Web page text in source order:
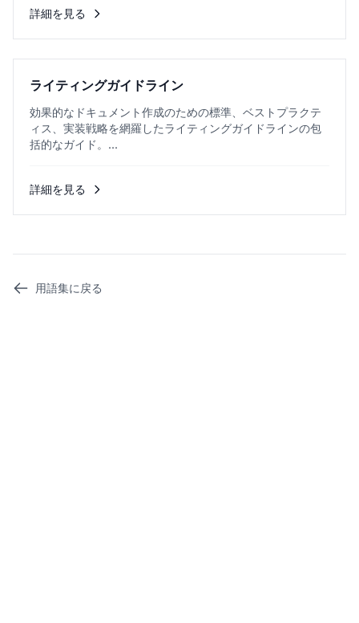
詳細を見る
ライティングガイドライン
効果的なドキュメント作成のための標準、ベストプラクテ
ィス、実装戦略を網羅したライティングガイドラインの包
括的なガイド。...
詳細を見る
用語集に戻る